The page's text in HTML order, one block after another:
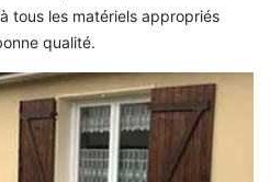
tous les matériels appropriés
qualité.